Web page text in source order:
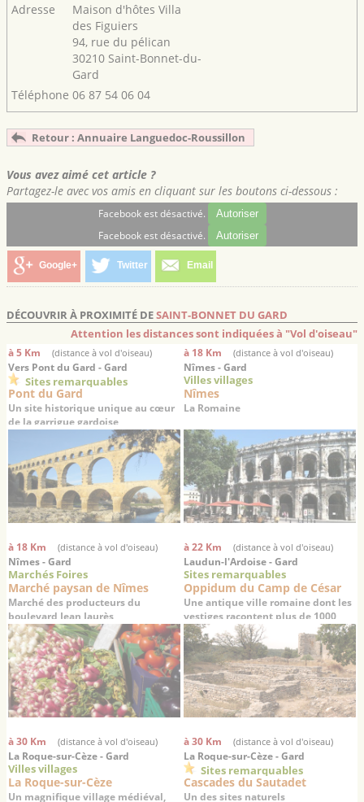
Adresse
Maison d'hôtes Villa
des Figuiers
94, rue du pélican
30210 Saint-Bonnet-du-
Gard
Téléphone 06 87 54 06 04
Retour : Annuaire Languedoc-Roussillon
Vous avez aimé cet article ?
Partagez-le avec vos amis en cliquant sur les boutons ci-dessous :
Facebook est désactivé. Autoriser
Facebook est désactivé. Autoriser
Google+ Twitter Email
DÉCOUVRIR À PROXIMITÉ DESAINT-BONNET DU GARD
Attention les distances sont indiquées à "Vol d'oiseau"
à 5 Km (distance à vol d'oiseau)
Vers Pont du Gard - Gard
Sites remarquables
Pont du Gard
Un site historique unique au cœur
de la garrigue gardoise
à 18 Km (distance à vol d'oiseau)
Nîmes - Gard
Villes villages
Nîmes
La Romaine
à 18 Km (distance à vol d'oiseau)
Nîmes - Gard
Marchés Foires
Marché paysan de Nîmes
Marché des producteurs du
boulevard Jean Jaurès
à 22 Km (distance à vol d'oiseau)
Laudun-l'Ardoise - Gard
Sites remarquables
Oppidum du Camp de César
Une antique ville romaine dont les
vestiges racontent plus de 1000
ans d’histoire
à 30 Km (distance à vol d'oiseau)
La Roque-sur-Cèze - Gard
Villes villages
La Roque-sur-Cèze
Un magnifique village médiéval,
à 30 Km (distance à vol d'oiseau)
La Roque-sur-Cèze - Gard
Sites remarquables
Cascades du Sautadet
Un des sites naturels